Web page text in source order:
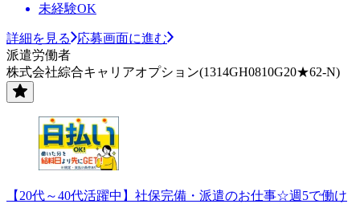
未経験OK
詳細を見る
応募画面に進む
派遣労働者
株式会社綜合キャリアオプション(1314GH0810G20★62-N)
【20代～40代活躍中】社保完備・派遣のお仕事☆週5で働け